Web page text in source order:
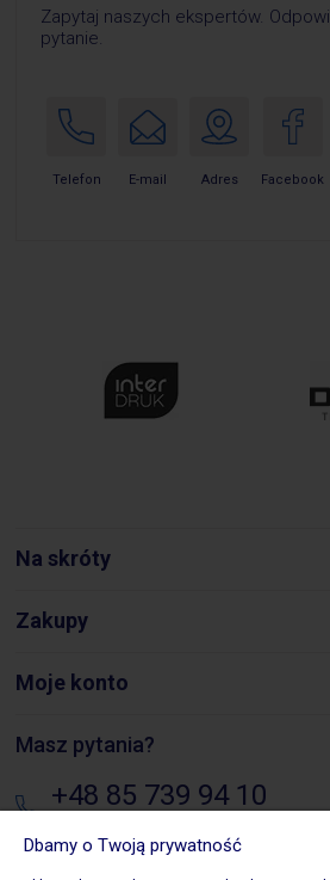
Zapytaj naszych ekspertów.
pytanie.
Telefon E-mail Adres Facebook
Na skróty
Zakupy
Moje konto
Masz pytania?
+48 85 739 94 10
Dbamy o Twoją prywatność